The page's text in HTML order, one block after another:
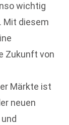
wichtig
Mit diesem
Zukunft von
Märkte ist
neuen